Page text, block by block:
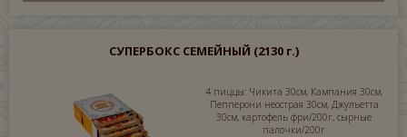
СУПЕРБОКС СЕМЕЙНЫЙ (2130 г.)
4 пиццы: Чикита 30см, Кампания 30см,
Пепперони неострая 30см, Джульетта
30см, картофель фри/200г, сырные
палочки/200г